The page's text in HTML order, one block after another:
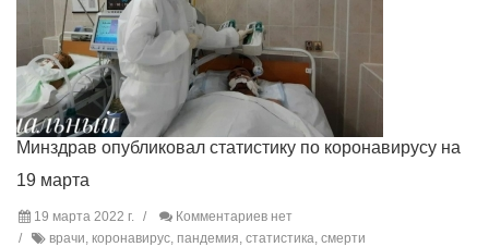
Минздрав опубликовал статистику по коронавирусу на
19 марта
19 марта 2022 г.
Комментариев нет
врачи, коронавирус, пандемия, статистика, смерти